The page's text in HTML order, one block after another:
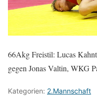
66Akg Freistil: Lucas
gegen Jonas Valtin, WKG
Kategorien: 2.Mannschaft